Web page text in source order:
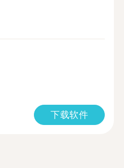
下载软件